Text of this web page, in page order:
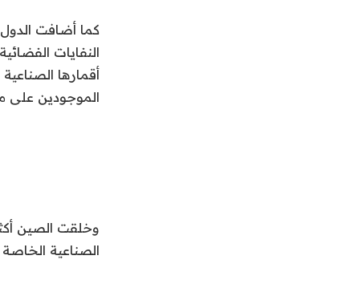
كما أضافت
الموجودين على
الصناعية الخاصة